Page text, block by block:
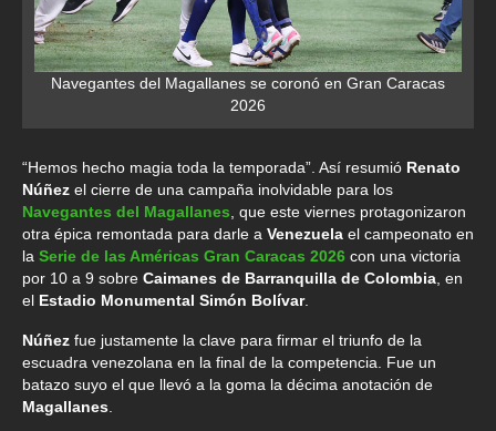
Navegantes del Magallanes se coronó en Gran Caracas
2026
“Hemos hecho magia toda la temporada”. Así resumió Renato
Núñez el cierre de una campaña inolvidable para los
Navegantes del Magallanes, que este viernes protagonizaron
otra épica remontada para darle a Venezuela el campeonato en
la Serie de las Américas Gran Caracas 2026 con una victoria
por 10 a 9 sobre Caimanes de Barranquilla de Colombia, en
el Estadio Monumental Simón Bolívar.
Núñez fue justamente la clave para firmar el triunfo de la
escuadra venezolana en la final de la competencia. Fue un
batazo suyo el que llevó a la goma la décima anotación de
Magallanes.